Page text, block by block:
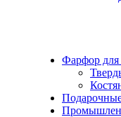
Фарфор для